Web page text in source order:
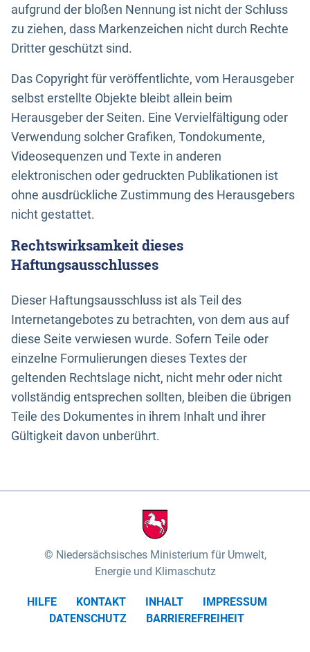
aufgrund der bloßen Nennung ist nicht der Schluss
zu ziehen, dass Markenzeichen nicht durch Rechte
Dritter geschützt sind.
Das Copyright für veröffentlichte, vom Herausgeber
selbst erstellte Objekte bleibt allein beim
Herausgeber der Seiten. Eine Vervielfältigung oder
Verwendung solcher Grafiken, Tondokumente,
Videosequenzen und Texte in anderen
elektronischen oder gedruckten Publikationen ist
ohne ausdrückliche Zustimmung des Herausgebers
nicht gestattet.
Rechtswirksamkeit dieses
Haftungsausschlusses
Dieser Haftungsausschluss ist als Teil des
Internetangebotes zu betrachten, von dem aus auf
diese Seite verwiesen wurde. Sofern Teile oder
einzelne Formulierungen dieses Textes der
geltenden Rechtslage nicht, nicht mehr oder nicht
vollständig entsprechen sollten, bleiben die übrigen
Teile des Dokumentes in ihrem Inhalt und ihrer
Gültigkeit davon unberührt.
Niedersächsisches Ministerium für Umwelt,
Energie und Klimaschutz
HILFE KONTAKT INHALT
IMPRESSUM
DATENSCHUTZ
BARRIEREFREIHEIT